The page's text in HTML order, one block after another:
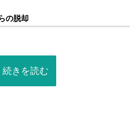
の脱却
続きを読む